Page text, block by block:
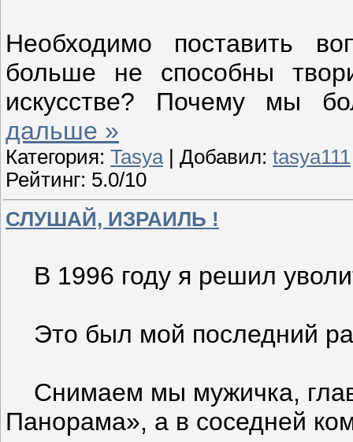
Необходимо поставить
больше не способны
искусстве? Почему мы
дальше »
Категория: Tasya| Добавил: tasya111
Рейтинг: 5.0/10
СЛУШАЙ, ИЗРАИЛЬ !
В 1996 году я решил
Это был мой последний
Снимаем мы мужичка,
Панорама», а в соседней